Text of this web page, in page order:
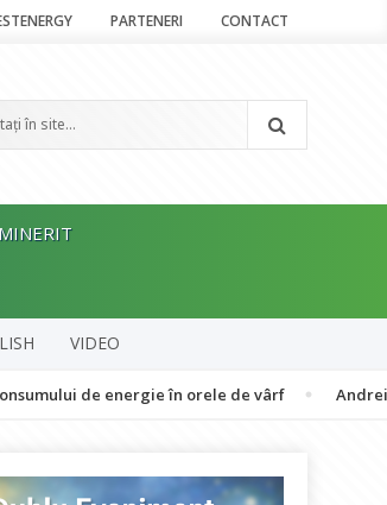
PARTENERI CONTACT
MINERIT
VIDEO
energie în orele de vârf Andrei Manea,